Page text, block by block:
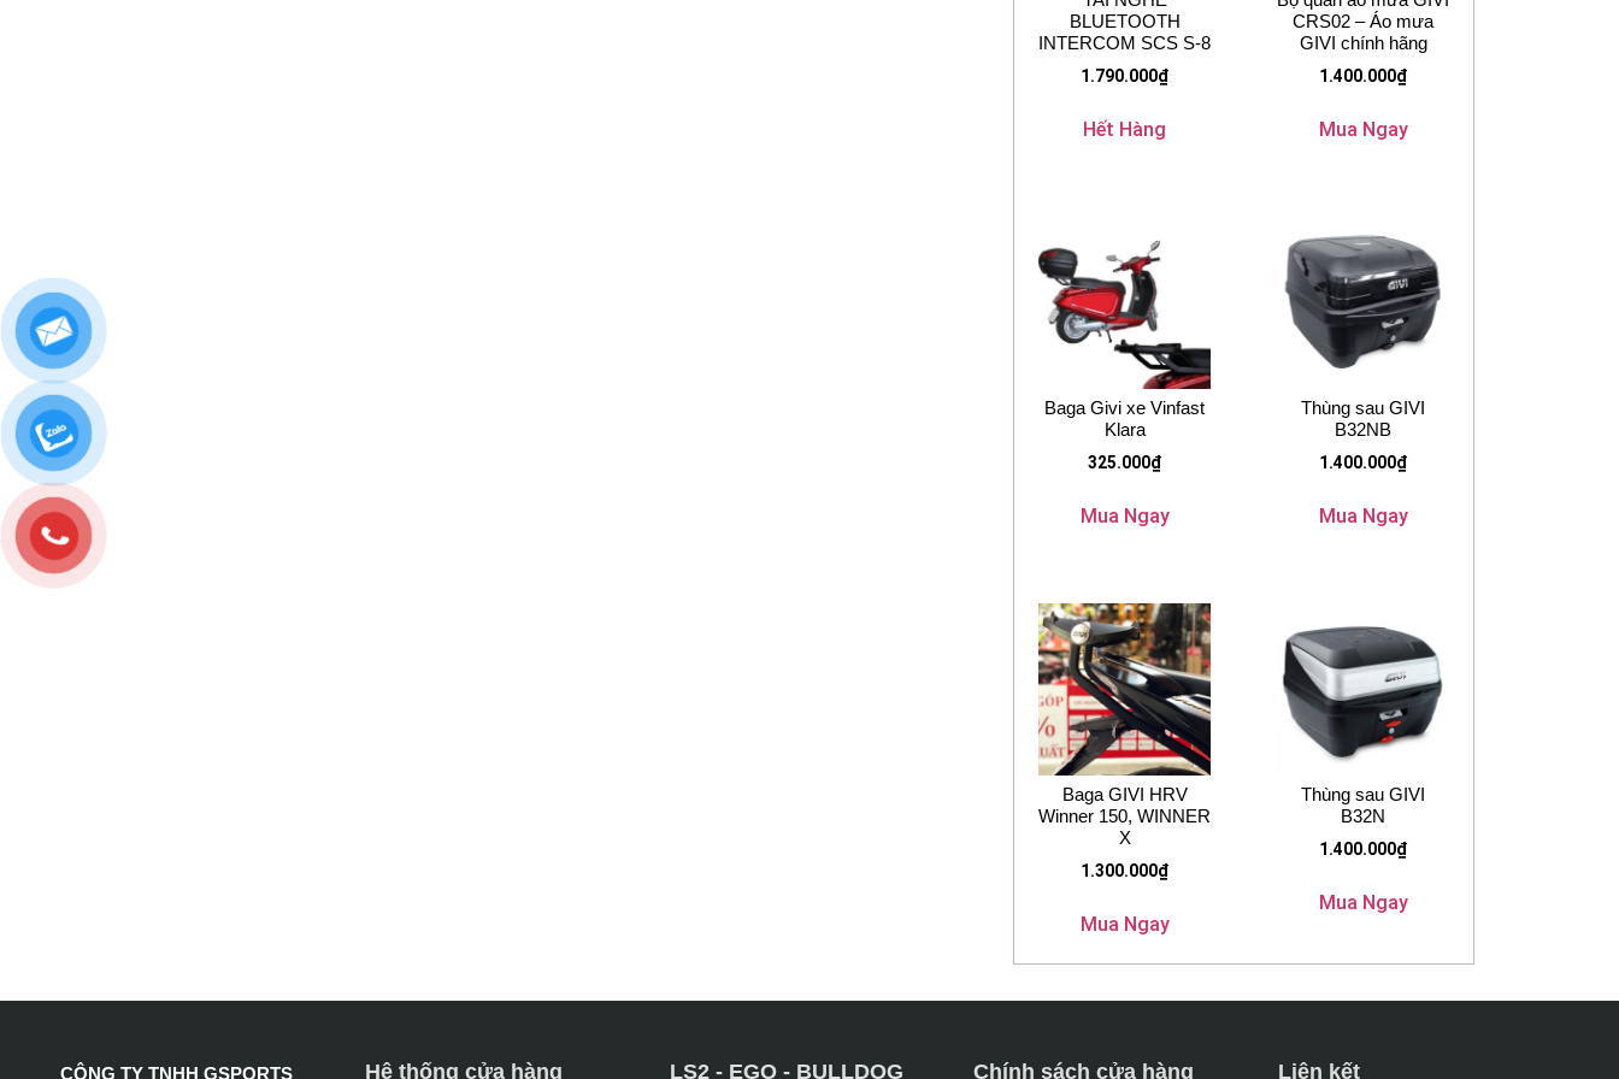
BLUETOOTH
INTERCOM SCS S-8
1.790.000₫
Hết Hàng
CRS02 – Áo mưa
GIVI chính hãng
1.400.000₫
Mua Ngay
Baga Givi xe Vinfast
Klara
325.000₫
Mua Ngay
Thùng sau GIVI
B32NB
1.400.000₫
Mua Ngay
Baga GIVI HRV
Winner 150, WINNER
X
1.300.000₫
Mua Ngay
Thùng sau GIVI
B32N
1.400.000₫
Mua Ngay
CÔNG TY TNHH GSPORTS Hệ thống cửa hàng LS2 - EGO - BULLDOG Chính sách cửa hàng Liên kết